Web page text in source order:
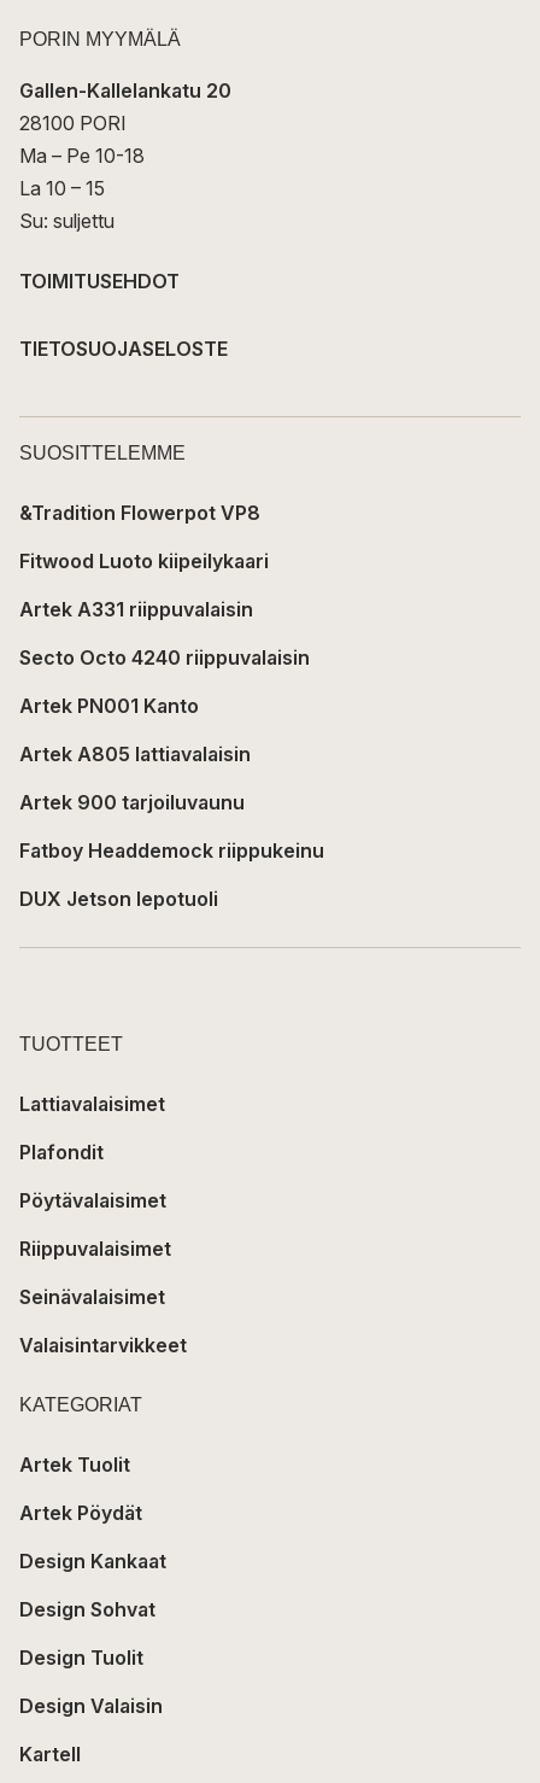
PORIN MYYMÄLÄ
Gallen-Kallelankatu 20
28100 PORI
Ma – Pe 10-18
La 10 – 15
Su: suljettu
TOIMITUSEHDOT
TIETOSUOJASELOSTE
SUOSITTELEMME
&Tradition Flowerpot VP8
Fitwood Luoto kiipeilykaari
Artek A331 riippuvalaisin
Secto Octo 4240 riippuvalaisin
Artek PN001 Kanto
Artek A805 lattiavalaisin
Artek 900 tarjoiluvaunu
Fatboy Headdemock riippukeinu
DUX Jetson lepotuoli
TUOTTEET
Lattiavalaisimet
Plafondit
Pöytävalaisimet
Riippuvalaisimet
Seinävalaisimet
Valaisintarvikkeet
KATEGORIAT
Artek Tuolit
Artek Pöydät
Design Kankaat
Design Sohvat
Design Tuolit
Design Valaisin
Kartell